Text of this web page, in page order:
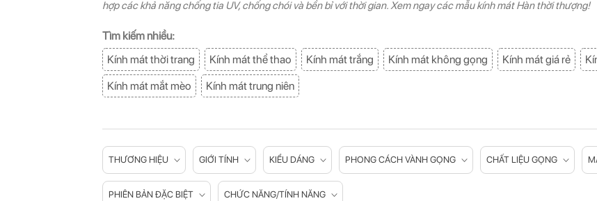
hợp các khả năng chống tia UV, chống chói và bền bỉ với thời gian. Xem ngay các mẫu kính mát Hàn thời thượng!
Tìm kiếm nhiều:
Kính mát thời trang
Kính mát thể thao Kính mát trắng Kính mát không gọng Kính mát giá rẻ
Kính mát mắt mèo
Kính mát trung niên
THƯƠNG HIỆU GIỚI TÍNH KIỂU DÁNG PHONG CÁCH VÀNH GỌNG CHẤT LIỆU GỌNG
PHIÊN BẢN ĐẶC BIỆT CHỨC NĂNG/TÍNH NĂNG